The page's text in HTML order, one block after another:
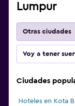
Lumpur
Otras ciudades
Voy a tener
Ciudades
Hoteles en Kota